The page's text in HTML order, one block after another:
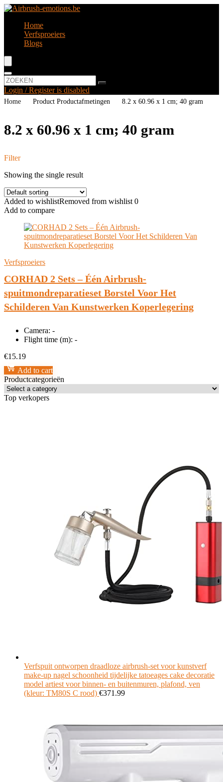
Home
Verfsproeiers
Blogs
Login / Register is disabled
Home Product Productafmetingen ‎8.2 x 60.96 x 1 cm; 40 gram
‎8.2 x 60.96 x 1 cm; 40 gram
Filter
Showing the single result
Added to wishlistRemoved from wishlist 0
Add to compare
Verfsproeiers
CORHAD 2 Sets – Één Airbrush-
spuitmondreparatieset Borstel Voor Het
Schilderen Van Kunstwerken Koperlegering
Camera: -
Flight time (m): -
€15.19
Add to cart
Productcategorieën
Top verkopers
Verfspuit ontworpen draadloze airbrush-set voor kunstverf
make-up nagel schoonheid tijdelijke tatoeages cake decoratie
model artiest voor binnen- en buitenmuren, plafond, ven
(kleur: TM80S C rood) €371.99